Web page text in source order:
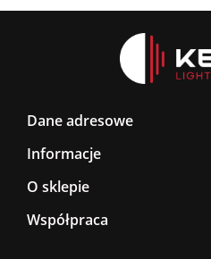
Dane adresowe
Informacje
O sklepie
Współpraca